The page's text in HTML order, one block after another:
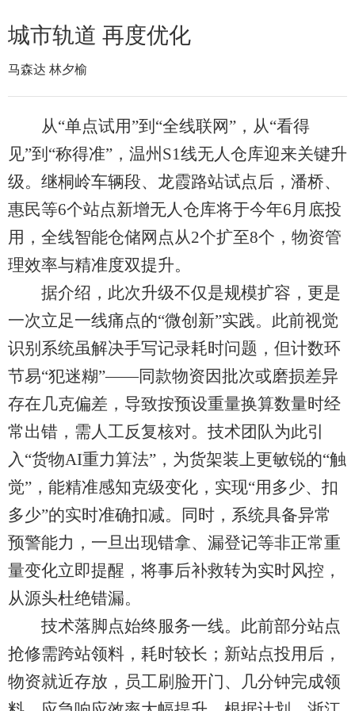
城市轨道 再度优化
马森达 林夕榆
从“单点试用”到“全线联网”，从“看得
见”到“称得准”，温州S1线无人仓库迎来关键升
级。继桐岭车辆段、龙霞路站试点后，潘桥、
惠民等6个站点新增无人仓库将于今年6月底投
用，全线智能仓储网点从2个扩至8个，物资管
理效率与精准度双提升。
据介绍，此次升级不仅是规模扩容，更是
一次立足一线痛点的“微创新”实践。此前视觉
识别系统虽解决手写记录耗时问题，但计数环
节易“犯迷糊”——同款物资因批次或磨损差异
存在几克偏差，导致按预设重量换算数量时经
常出错，需人工反复核对。技术团队为此引
入“货物AI重力算法”，为货架装上更敏锐的“触
觉”，能精准感知克级变化，实现“用多少、扣
多少”的实时准确扣减。同时，系统具备异常
预警能力，一旦出现错拿、漏登记等非正常重
量变化立即提醒，将事后补救转为实时风控，
从源头杜绝错漏。
技术落脚点始终服务一线。此前部分站点
抢修需跨站领料，耗时较长；新站点投用后，
物资就近存放，员工刷脸开门、几分钟完成领